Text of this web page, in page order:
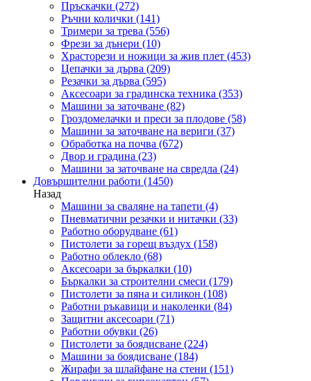
Пръскачки (272)
Ръчни колички (141)
Тримери за трева (556)
Фрези за дънери (10)
Храсторези и ножици за жив плет (453)
Цепачки за дърва (209)
Резачки за дърва (595)
Аксесоари за градинска техника (353)
Машини за заточване (82)
Гроздомелачки и преси за плодове (58)
Машини за заточване на вериги (37)
Обработка на почва (672)
Двор и градина (23)
Машини за заточване на свредла (24)
Довършителни работи (1450)
Назад
Машини за сваляне на тапети (4)
Пневматични резачки и нитачки (33)
Работно оборудване (61)
Пистолети за горещ въздух (158)
Работно облекло (68)
Аксесоари за бъркалки (10)
Бъркалки за строителни смеси (179)
Пистолети за пяна и силикон (108)
Работни ръкавици и наколенки (84)
Защитни аксесоари (71)
Работни обувки (26)
Пистолети за боядисване (224)
Машини за боядисване (184)
Жирафи за шлайфане на стени (151)